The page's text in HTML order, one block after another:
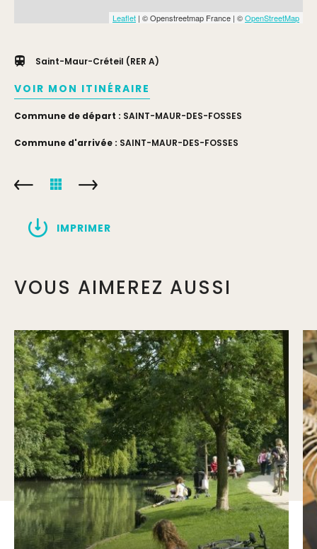
Leaflet | © Openstreetmap France | ©OpenStreetMap
Saint-Maur-Créteil (RER A)
VOIR MON ITINÉRAIRE
Commune de départ : SAINT-MAUR-DES-FOSSES
Commune d'arrivée : SAINT-MAUR-DES-FOSSES
IMPRIMER
VOUS AIMEREZ AUSSI